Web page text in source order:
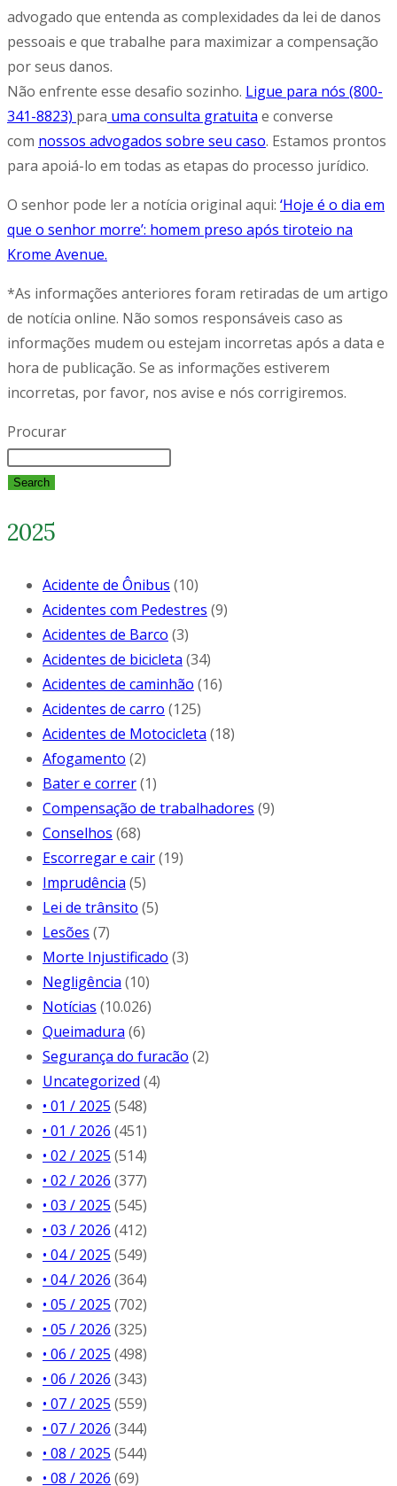
advogado que entenda as complexidades da lei de danos
pessoais e que trabalhe para maximizar a compensação
por seus danos.
Não enfrente esse desafio sozinho. Ligue para nós (800-
341-8823) para uma consulta gratuita e converse
com nossos advogados sobre seu caso. Estamos prontos
para apoiá-lo em todas as etapas do processo jurídico.
O senhor pode ler a notícia original aqui: ‘Hoje é o dia em
que o senhor morre’: homem preso após tiroteio na
Krome Avenue.
*As informações anteriores foram retiradas de um artigo
de notícia online. Não somos responsáveis caso as
informações mudem ou estejam incorretas após a data e
hora de publicação. Se as informações estiverem
incorretas, por favor, nos avise e nós corrigiremos.
Procurar
Search
2025
Acidente de Ônibus (10)
Acidentes com Pedestres (9)
Acidentes de Barco (3)
Acidentes de bicicleta (34)
Acidentes de caminhão (16)
Acidentes de carro (125)
Acidentes de Motocicleta (18)
Afogamento (2)
Bater e correr(1)
Compensação de trabalhadores (9)
Conselhos (68)
Escorregar e cair(19)
Imprudência (5)
Lei de trânsito (5)
Lesões (7)
Morte Injustificado (3)
Negligência (10)
Notícias (10.026)
Queimadura (6)
Segurança do furacão (2)
Uncategorized (4)
• 01 / 2025 (548)
• 01 / 2026 (451)
• 02 / 2025 (514)
• 02 / 2026 (377)
• 03 / 2025 (545)
• 03 / 2026 (412)
• 04 / 2025 (549)
• 04 / 2026 (364)
• 05 / 2025 (702)
• 05 / 2026 (325)
• 06 / 2025 (498)
• 06 / 2026 (343)
• 07 / 2025 (559)
• 07 / 2026 (344)
• 08 / 2025 (544)
• 08 / 2026 (69)